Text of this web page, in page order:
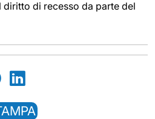
di recesso da parte del